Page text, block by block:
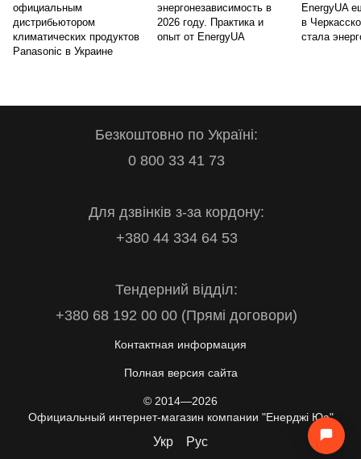
официальным
дистрибьютором
климатических продуктов
Panasonic в Украине
энергонезависимость в
2026 году. Практика и
опыт от EnergyUA
EnergyUA
в
стала
Безкоштовно по Україні:
0 800 33 41 73
Для дзвінків з-за кордону:
+380 44 334 64 53
Тендерний відділ:
+380 68 192 00 00 (Прямі договори)
Контактная информация
Полная версия сайта
© 2014—2026
Официальный интернет-магазин компании "Енерджі Юа"
Укр Рус